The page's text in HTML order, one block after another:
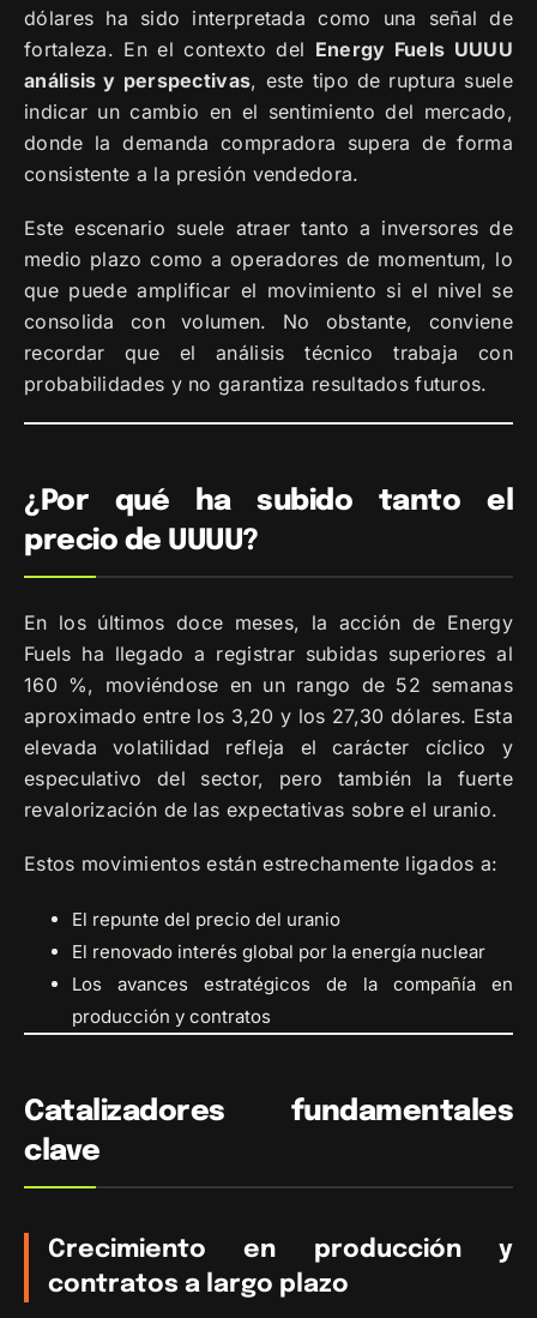
dólares ha sido interpretada como una señal de
fortaleza. En el contexto del Energy Fuels UUUU
análisis y perspectivas, este tipo de ruptura suele
indicar un cambio en el sentimiento del mercado,
donde la demanda compradora supera de forma
consistente a la presión vendedora.
Este escenario suele atraer tanto a inversores de
medio plazo como a operadores de momentum, lo
que puede amplificar el movimiento si el nivel se
consolida con volumen. No obstante, conviene
recordar que el análisis técnico trabaja con
probabilidades y no garantiza resultados futuros.
¿Por qué ha subido tanto el
precio de UUUU?
En los últimos doce meses, la acción de Energy
Fuels ha llegado a registrar subidas superiores al
160 %, moviéndose en un rango de 52 semanas
aproximado entre los 3,20 y los 27,30 dólares. Esta
elevada volatilidad refleja el carácter cíclico y
especulativo del sector, pero también la fuerte
revalorización de las expectativas sobre el uranio.
Estos movimientos están estrechamente ligados a:
El repunte del precio del uranio
El renovado interés global por la energía nuclear
Los avances estratégicos de la compañía en
producción y contratos
Catalizadores fundamentales
clave
Crecimiento en producción y
contratos a largo plazo